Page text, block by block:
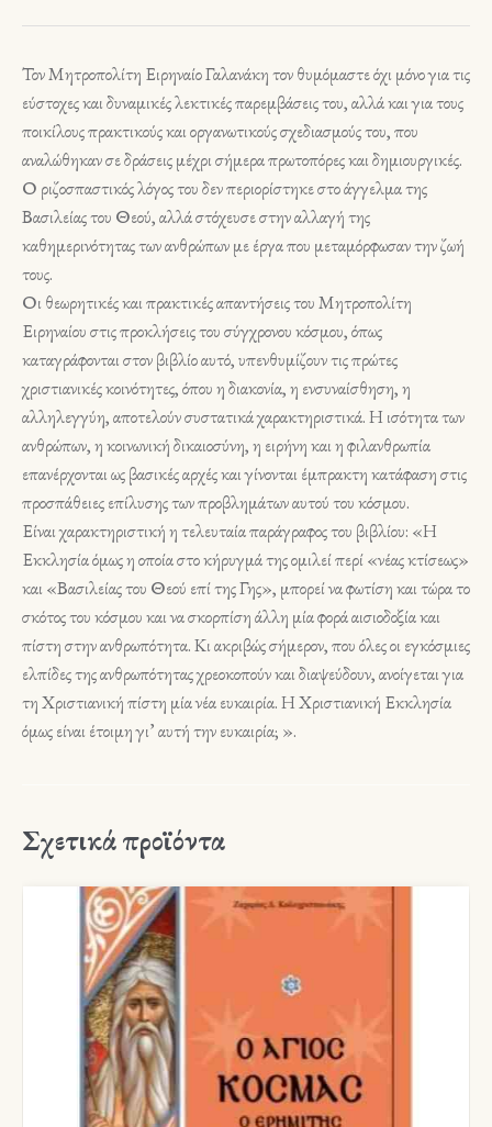
Τον Μητροπολίτη Ειρηναίο Γαλανάκη τον θυμόμαστε όχι μόνο για τις
εύστοχες και δυναμικές λεκτικές παρεμβάσεις του, αλλά και για τους
ποικίλους πρακτικούς και οργανωτικούς σχεδιασμούς του, που
αναλώθηκαν σε δράσεις μέχρι σήμερα πρωτοπόρες και δημιουργικές.
Ο ριζοσπαστικός λόγος του δεν περιορίστηκε στο άγγελμα της
Βασιλείας του Θεού, αλλά στόχευσε στην αλλαγή της
καθημερινότητας των ανθρώπων με έργα που μεταμόρφωσαν την ζωή
τους.
Οι θεωρητικές και πρακτικές απαντήσεις του Μητροπολίτη
Ειρηναίου στις προκλήσεις του σύγχρονου κόσμου, όπως
καταγράφονται στον βιβλίο αυτό, υπενθυμίζουν τις πρώτες
χριστιανικές κοινότητες, όπου η διακονία, η ενσυναίσθηση, η
αλληλεγγύη, αποτελούν συστατικά χαρακτηριστικά. Η ισότητα των
ανθρώπων, η κοινωνική δικαιοσύνη, η ειρήνη και η φιλανθρωπία
επανέρχονται ως βασικές αρχές και γίνονται έμπρακτη κατάφαση στις
προσπάθειες επίλυσης των προβλημάτων αυτού του κόσμου.
Είναι χαρακτηριστική η τελευταία παράγραφος του βιβλίου: «Η
Εκκλησία όμως η οποία στο κήρυγμά της ομιλεί περί «νέας κτίσεως»
και «Βασιλείας του Θεού επί της Γης», μπορεί να φωτίση και τώρα το
σκότος του κόσμου και να σκορπίση άλλη μία φορά αισιοδοξία και
πίστη στην ανθρωπότητα. Κι ακριβώς σήμερον, που όλες οι εγκόσμιες
ελπίδες της ανθρωπότητας χρεοκοπούν και διαψεύδουν, ανοίγεται για
τη Χριστιανική πίστη μία νέα ευκαιρία. Η Χριστιανική Εκκλησία
όμως είναι έτοιμη γι’ αυτή την ευκαιρία; ».
Σχετικά προϊόντα